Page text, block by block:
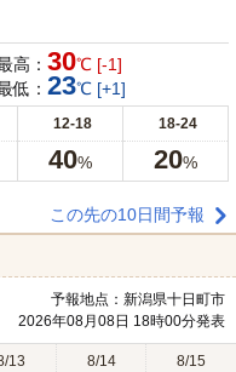
高： 30℃ [-1]
低： 23℃ [+1]
12-18 18-24
40% 20%
この先の10日間予報
予報地点：新潟県十日町市
2026年08月08日 18時00分発表
13
8/14
8/15